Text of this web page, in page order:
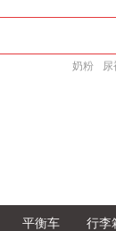
奶粉 尿
平衡车 行李